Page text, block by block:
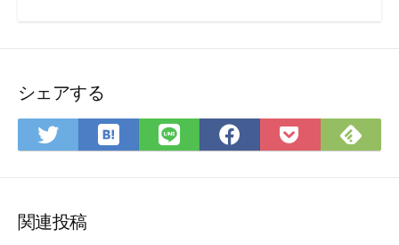
シェアする
Twitter
で
ア
は
て
LINE
で
Facebook
で
Pocket
に
で
関連投稿